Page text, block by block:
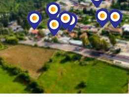
אודות
צור קשר
פרסום
English